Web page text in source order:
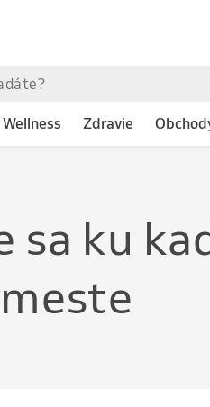
Wellness Zdravie
sa ku